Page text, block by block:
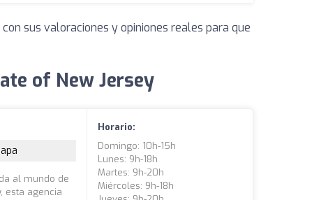
sus valoraciones y opiniones reales para que
of New Jersey
al mundo de
esta agencia
Horario:
Domingo: 10h-15h
Lunes: 9h-18h
Martes: 9h-20h
Miércoles: 9h-18h